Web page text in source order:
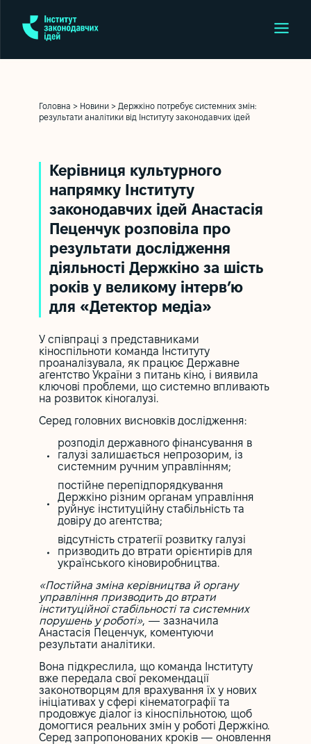
Головна > Новини > Держкіно потребує системних змін:
результати аналітики від Інституту законодавчих ідей
Керівниця культурного
напрямку Інституту
законодавчих ідей Анастасія
Пеценчук розповіла про
результати дослідження
діяльності Держкіно за шість
років у великому інтерв’ю
для «Детектор медіа»
У співпраці з представниками
кіноспільноти команда Інституту
проаналізувала, як працює Державне
агентство України з питань кіно, і виявила
ключові проблеми, що системно впливають
на розвиток кіногалузі.
Серед головних висновків дослідження:
розподіл державного фінансування в
галузі залишається непрозорим, із
системним ручним управлінням;
постійне перепідпорядкування
Держкіно різним органам управління
руйнує інституційну стабільність та
довіру до агентства;
відсутність стратегії розвитку галузі
призводить до втрати орієнтирів для
українського кіновиробництва.
«Постійна зміна керівництва й органу
управління призводить до втрати
інституційної стабільності та системних
порушень у роботі», — зазначила
Анастасія Пеценчук, коментуючи
результати аналітики.
Вона підкреслила, що команда Інституту
вже передала свої рекомендації
законотворцям для врахування їх у нових
ініціативах у сфері кінематографії та
продовжує діалог із кіноспільнотою, щоб
домогтися реальних змін у роботі Держкіно.
Серед запропонованих кроків — оновлення